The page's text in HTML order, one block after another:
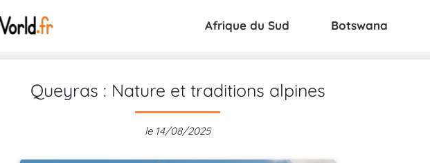
Afrique du Sud Botswana
Queyras : Nature et traditions alpines
le 14/08/2025